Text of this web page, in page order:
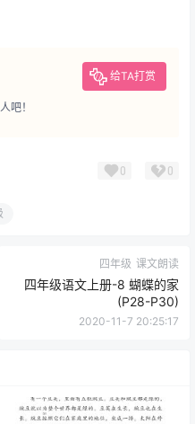
给TA打赏
吧！
0 0
四年级 课文朗读
四年级语文上册-8 蝴蝶的家
(P28-P30)
2020-11-7 20:25:17